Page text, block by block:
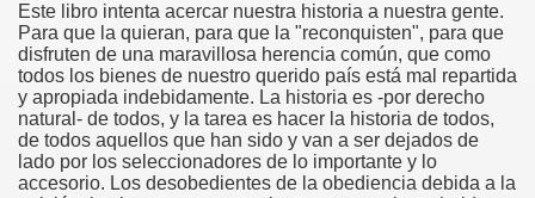
Este libro intenta acercar nuestra historia a nuestra gente.
Para que la quieran, para que la "reconquisten", para que
disfruten de una maravillosa herencia común, que como
todos los bienes de nuestro querido país está mal repartida
y apropiada indebidamente. La historia es -por derecho
natural- de todos, y la tarea es hacer la historia de todos,
de todos aquellos que han sido y van a ser dejados de
lado por los seleccionadores de lo importante y lo
accesorio. Los desobedientes de la obediencia debida a la